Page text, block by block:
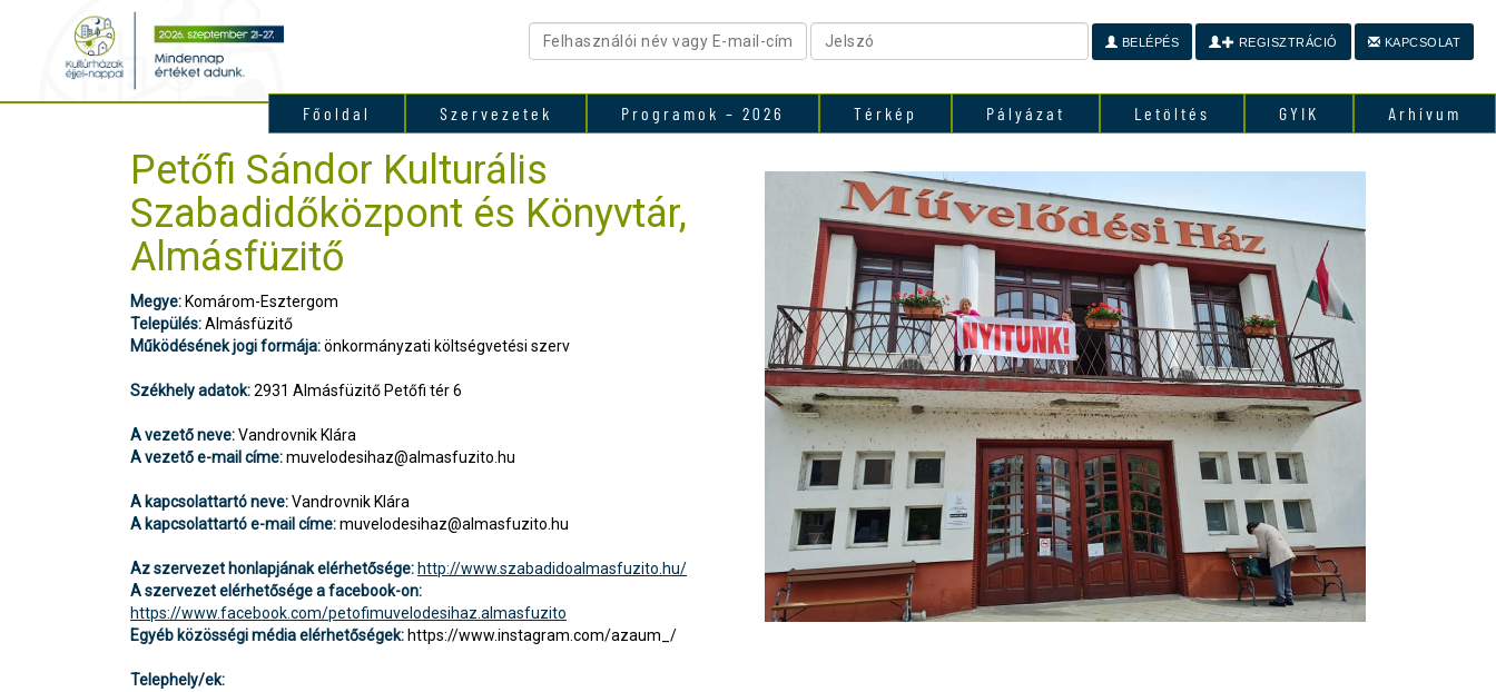
Főoldal Szervezetek Programok – 2026 Térkép Pályázat Letöltés GYIK Arhívum
BELÉPÉS REGISZTRÁCIÓ KAPCSOLAT
Petőfi Sándor Kulturális
Szabadidőközpont és Könyvtár,
Almásfüzitő
Megye: Komárom-Esztergom
Település:Almásfüzitő
Működésének jogi formája:önkormányzati költségvetési szerv
Székhely adatok:2931 Almásfüzitő Petőfi tér 6
A vezető neve:Vandrovnik Klára
A vezető e-mail címe:muvelodesihaz@almasfuzito.hu
A kapcsolattartó neve:Vandrovnik Klára
A kapcsolattartó e-mail címe:muvelodesihaz@almasfuzito.hu
Az szervezet honlapjának elérhetősége: http://www.szabadidoalmasfuzito.hu/
A szervezet elérhetősége a facebook-on:
https://www.facebook.com/petofimuvelodesihaz.almasfuzito
Egyéb közösségi média elérhetőségek: https://www.instagram.com/azaum_/
Telephely/ek: